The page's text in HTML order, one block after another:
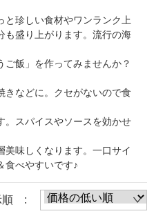
と珍しい食材やワンランク上
も盛り上がります。流行の海
飯」を作ってみませんか？
などに。クセがないので食
スパイスやソースを効かせ
味しくなります。一口サイ
食べやすいです♪
順 :